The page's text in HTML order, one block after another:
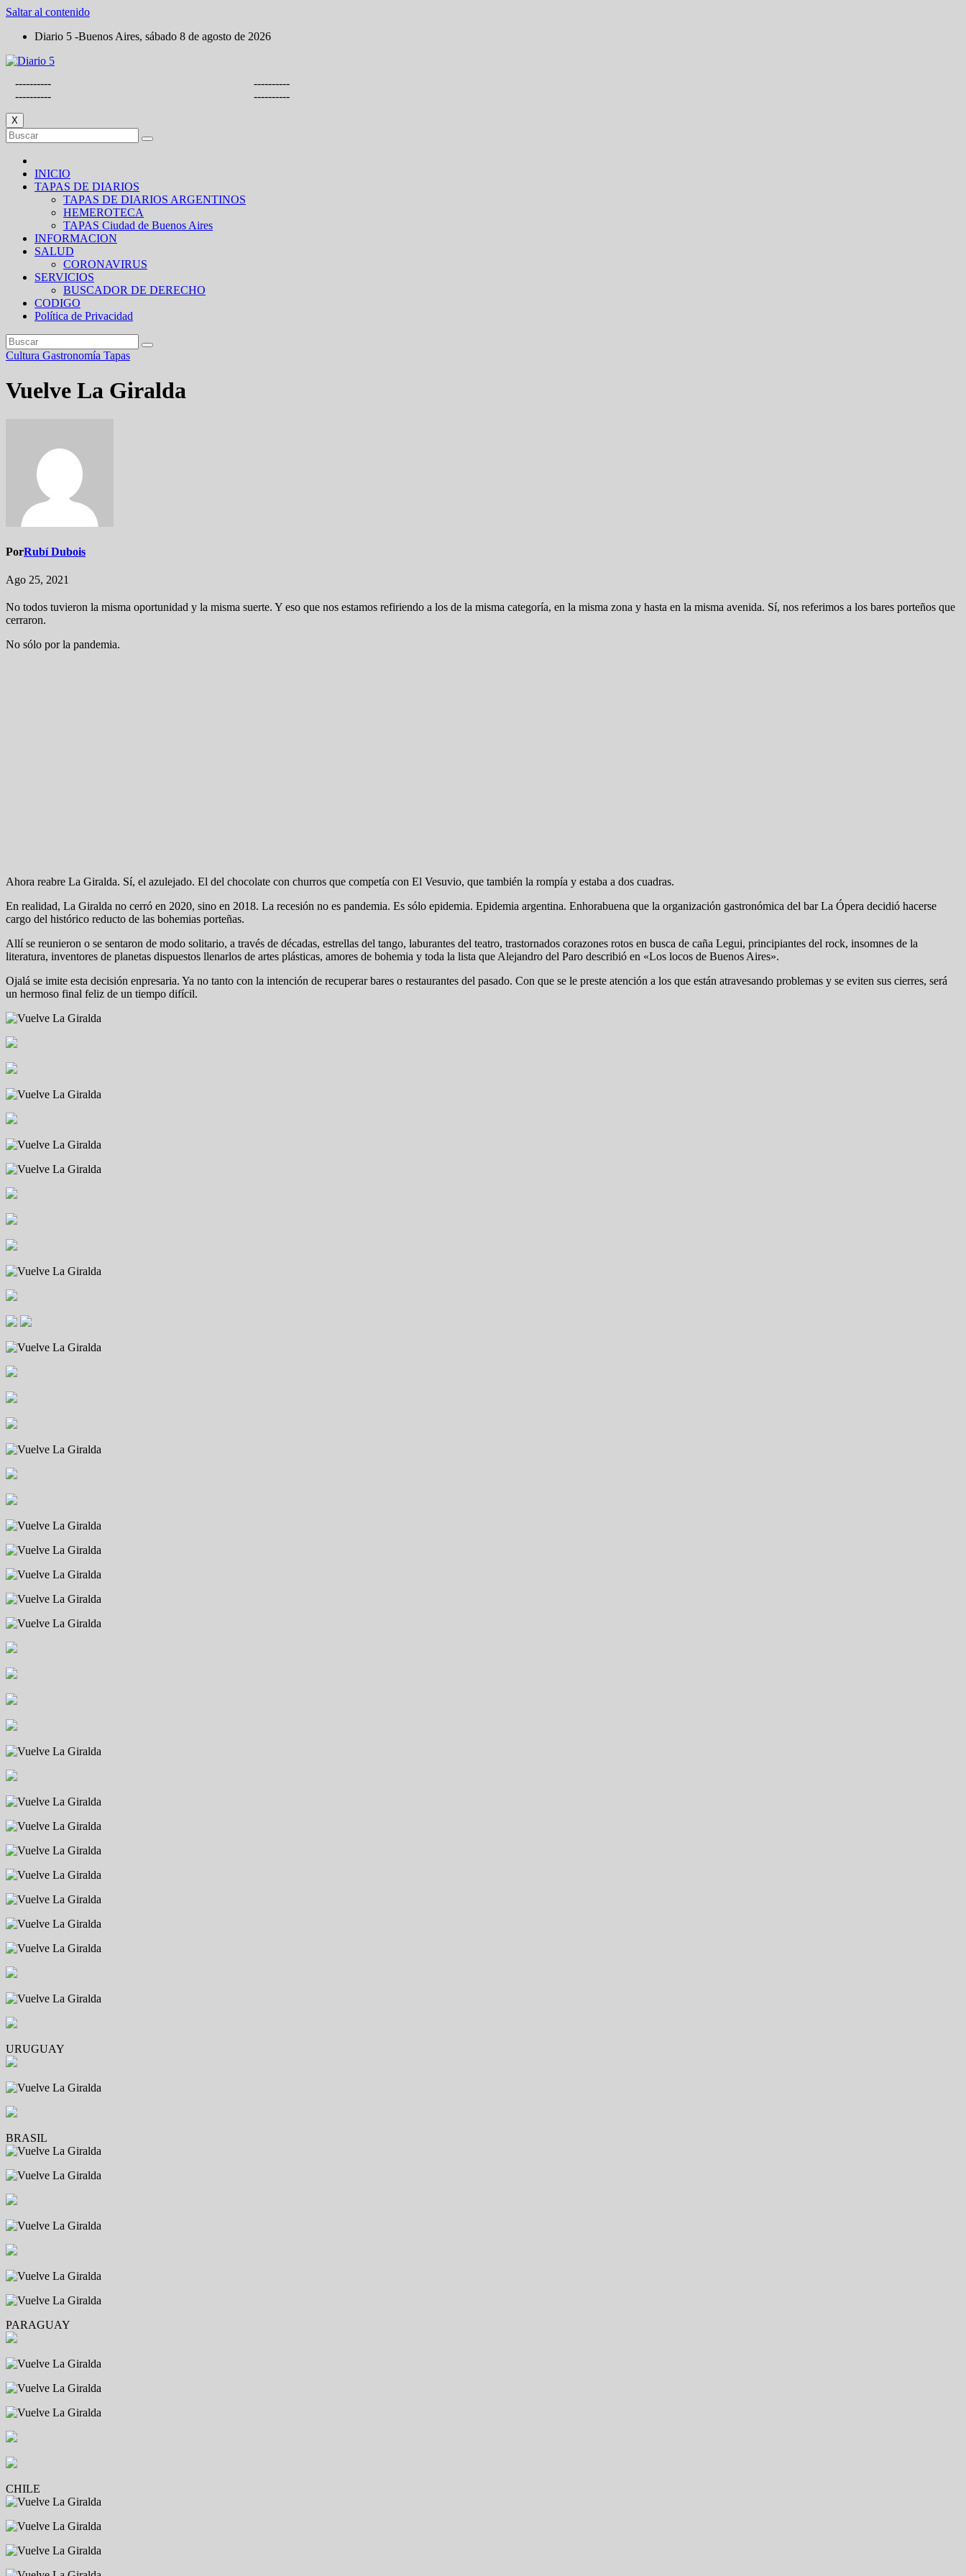
Saltar al contenido
Diario 5 -Buenos Aires, sábado 8 de agosto de 2026
----------
----------
----------
----------
X
INICIO
TAPAS DE DIARIOS
TAPAS DE DIARIOS ARGENTINOS
HEMEROTECA
TAPAS Ciudad de Buenos Aires
INFORMACION
SALUD
CORONAVIRUS
SERVICIOS
BUSCADOR DE DERECHO
CODIGO
Política de Privacidad
Cultura Gastronomía Tapas
Vuelve La Giralda
PorRubí Dubois
Ago 25, 2021
No todos tuvieron la misma oportunidad y la misma suerte. Y eso que nos estamos refiriendo a los de la misma categoría, en la misma zona y hasta en la misma avenida. Sí, nos referimos a los bares porteños que
cerraron.
No sólo por la pandemia.
Ahora reabre La Giralda. Sí, el azulejado. El del chocolate con churros que competía con El Vesuvio, que también la rompía y estaba a dos cuadras.
En realidad, La Giralda no cerró en 2020, sino en 2018. La recesión no es pandemia. Es sólo epidemia. Epidemia argentina. Enhorabuena que la organización gastronómica del bar La Ópera decidió hacerse
cargo del histórico reducto de las bohemias porteñas.
Allí se reunieron o se sentaron de modo solitario, a través de décadas, estrellas del tango, laburantes del teatro, trastornados corazones rotos en busca de caña Legui, principiantes del rock, insomnes de la
literatura, inventores de planetas dispuestos llenarlos de artes plásticas, amores de bohemia y toda la lista que Alejandro del Paro describió en «Los locos de Buenos Aires».
Ojalá se imite esta decisión enpresaria. Ya no tanto con la intención de recuperar bares o restaurantes del pasado. Con que se le preste atención a los que están atravesando problemas y se eviten sus cierres, será
un hermoso final feliz de un tiempo difícil.
URUGUAY
BRASIL
PARAGUAY
CHILE